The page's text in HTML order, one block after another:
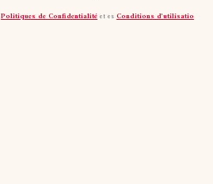
Politiques de Confidentialitéet esConditions d'utilisatio